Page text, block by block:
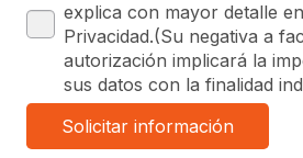
explica con mayor detalle
Privacidad.(Su negativa a
autorización implicará la
sus datos con la finalidad